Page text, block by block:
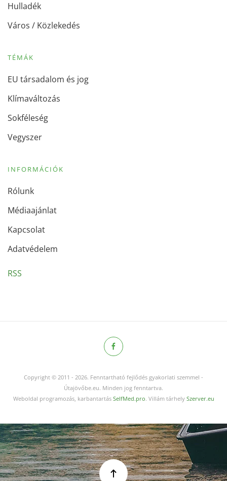
Hulladék
Város / Közlekedés
TÉMÁK
EU társadalom és jog
Klímaváltozás
Sokféleség
Vegyszer
INFORMÁCIÓK
Rólunk
Médiaajánlat
Kapcsolat
Adatvédelem
RSS
Copyright © 2011 - 2026. Fenntartható fejlődés gyakorlati szemmel -
Útajövőbe.eu. Minden jog fenntartva.
Weboldal programozás, karbantartás SelfMed.pro. Villám tárhely Szerver.eu